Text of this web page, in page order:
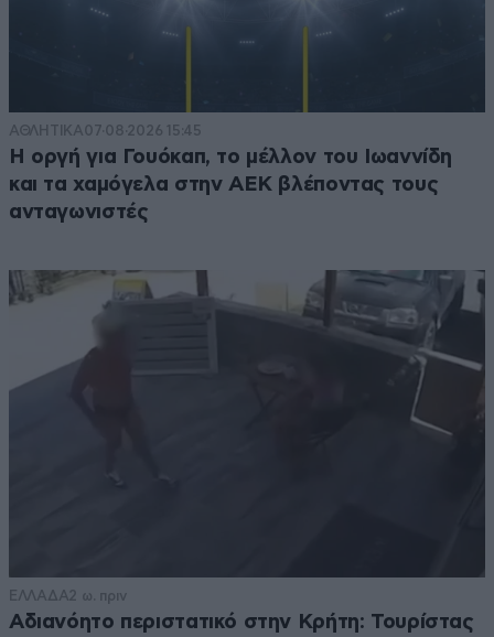
ΑΘΛΗΤΙΚΑ07·08·2026 15:45
Η οργή για Γουόκαπ, το μέλλον του Ιωαννίδη
και τα χαμόγελα στην ΑΕΚ βλέποντας τους
ανταγωνιστές
ΕΛΛΑΔΑ2 ω. πριν
Αδιανόητο περιστατικό στην Κρήτη: Τουρίστας